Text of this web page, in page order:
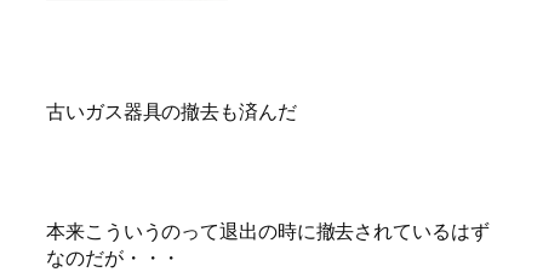
古いガス器具の撤去も済んだ
本来こういうのって退出の時に撤去されているはず
なのだが・・・